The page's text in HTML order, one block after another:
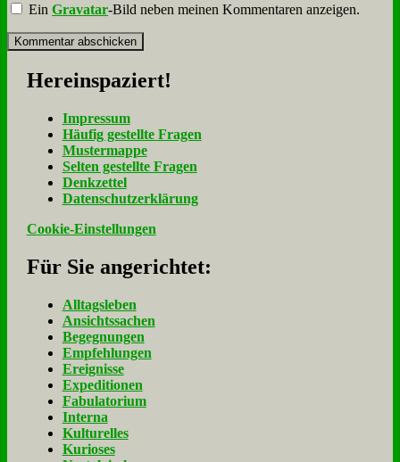
EinGravatar-Bild neben meinen Kommentaren anzeigen.
Her­ein­spa­ziert!
Im­pres­sum
Häu­fig ge­stell­te Fra­gen
Mu­ster­map­pe
Sel­ten ge­stell­te Fra­gen
Denk­zet­tel
Da­ten­schutz­er­klä­rung
Cookie-Einstellungen
Für Sie an­ge­rich­tet:
Alltagsleben
Ansichtssachen
Begegnungen
Empfehlungen
Ereignisse
Expeditionen
Fabulatorium
Interna
Kulturelles
Kurioses